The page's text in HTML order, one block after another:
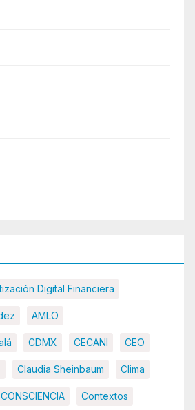
Digital Financiera
AMLO
CDMX CECANI CEO
Claudia Sheinbaum Clima
CONSCIENCIA Contextos